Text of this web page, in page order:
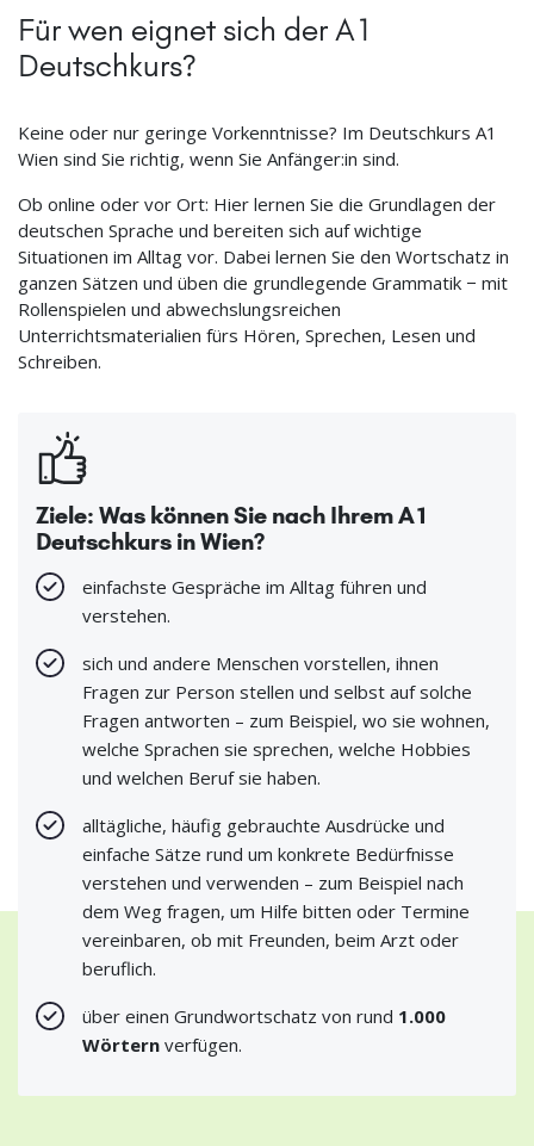
Für wen eignet sich der A1
Deutschkurs?
Keine oder nur geringe Vorkenntnisse? Im Deutschkurs A1
Wien sind Sie richtig, wenn Sie Anfänger:in sind.
Ob online oder vor Ort: Hier lernen Sie die Grundlagen der
deutschen Sprache und bereiten sich auf wichtige
Situationen im Alltag vor. Dabei lernen Sie den Wortschatz in
ganzen Sätzen und üben die grundlegende Grammatik − mit
Rollenspielen und abwechslungsreichen
Unterrichtsmaterialien fürs Hören, Sprechen, Lesen und
Schreiben.
Ziele: Was können Sie nach Ihrem A1
Deutschkurs in Wien?
einfachste Gespräche im Alltag führen und
verstehen.
sich und andere Menschen vorstellen, ihnen
Fragen zur Person stellen und selbst auf solche
Fragen antworten – zum Beispiel, wo sie wohnen,
welche Sprachen sie sprechen, welche Hobbies
und welchen Beruf sie haben.
alltägliche, häufig gebrauchte Ausdrücke und
einfache Sätze rund um konkrete Bedürfnisse
verstehen und verwenden – zum Beispiel nach
dem Weg fragen, um Hilfe bitten oder Termine
vereinbaren, ob mit Freunden, beim Arzt oder
beruflich.
über einen Grundwortschatz von rund 1.000
Wörtern verfügen.